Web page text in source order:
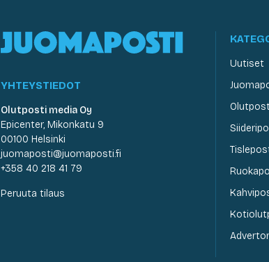
YHTEYSTIEDOT
Olutposti media Oy
Epicenter, Mikonkatu 9
00100 Helsinki
juomaposti@juomaposti.fi
+358 40 218 41 79
Peruuta tilaus
Uutiset